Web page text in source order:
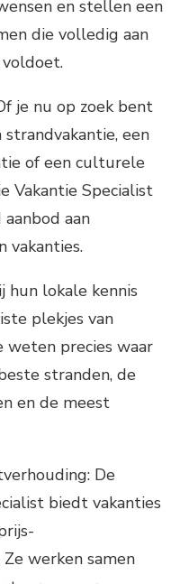
en stellen een
die volledig aan
je nu op zoek bent
strandvakantie, een
of een culturele
Vakantie Specialist
aan
vakanties.
hun lokale kennis
plekjes van
weten precies waar
stranden, de
en de meest
De
biedt vakanties
werken samen